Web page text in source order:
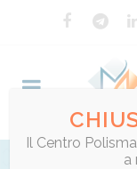
Il Centro
a